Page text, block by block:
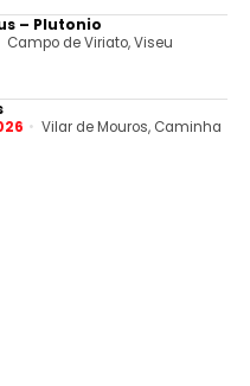
– Plutonio
Campo de Viriato, Viseu
Vilar de Mouros, Caminha